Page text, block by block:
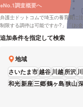
※No.1調査概要へ
弁護士ドットコムで埼玉の養育費に
制限する調停は可能ですか?」「(お
てからしか貰えないのでしょうか?
費用をカード払いで対応している弁
下調べをしたけれど、埼玉周辺の法
ことができます。弁護士によっては
婚姻費用等」などの解決実績もあり
は、法テラスが経済的に余裕がない
士・司法書士の費用の立替えを行う
は本サイトに登録している全弁護士
追加条件を指定して検索
地域
さいたま市越谷川越所沢
和光新座三郷鶴ヶ島狭山